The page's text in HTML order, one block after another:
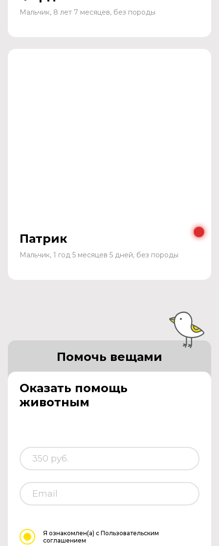
Мальчик, 8 лет 7 месяцев, без породы
Патрик
Мальчик, 1 год 5 месяцев 5 дней, без породы
Оказать помощь
животным
Помочь вещами
Я ознакомлен(а) с Пользовательским
соглашением